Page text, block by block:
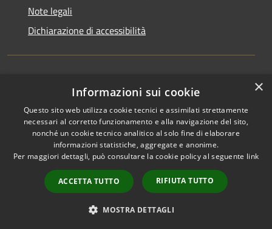
Note legali
Dichiarazione di accessibilità
Newsletter
RSS
Accessibilità
Copyright © 2026 • Comune di
Municipium•
Accesso
redazione
×
Informazioni sui cookie
Questo sito web utilizza cookie tecnici e assimilati strettamente
necessari al corretto funzionamento e alla navigazione del sito,
nonché un cookie tecnico analitico al solo fine di elaborare
informazioni statistiche, aggregate e anonime.
Per maggiori dettagli, può consultare la cookie policy al seguente link
ACCETTA TUTTO RIFIUTA TUTTO
MOSTRA DETTAGLI